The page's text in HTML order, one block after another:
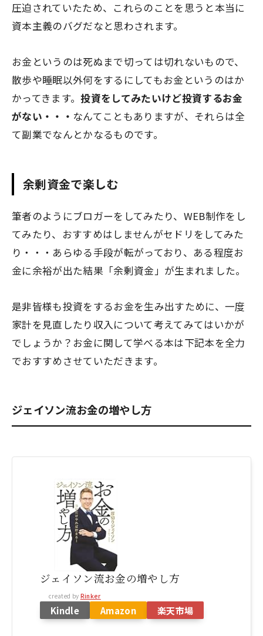
圧迫されていたため、これらのことを思うと本当に
資本主義のバグだなと思わされます。
お金というのは死ぬまで切っては切れないもので、
散歩や睡眠以外何をするにしてもお金というのはか
かってきます。投資をしてみたいけど投資するお金
がない・・・ なんてこともありますが、それらは全
て副業でなんとかなるものです。
余剰資金で楽しむ
筆者のようにブロガーをしてみたり、WEB制作をし
てみたり、おすすめはしませんがセドリをしてみた
り・・・あらゆる手段が転がっており、ある程度お
金に余裕が出た結果「余剰資金」が生まれました。
是非皆様も投資をするお金を生み出すために、一度
家計を見直したり収入について考えてみてはいかが
でしょうか？お金に関して学べる本は下記本を全力
でおすすめさせていただきます。
ジェイソン流お金の増やし方
ジェイソン流お金の増やし方
created by Rinker
Kindle Amazon 楽天市場